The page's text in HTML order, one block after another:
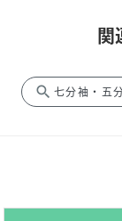
関
search 七分袖・五